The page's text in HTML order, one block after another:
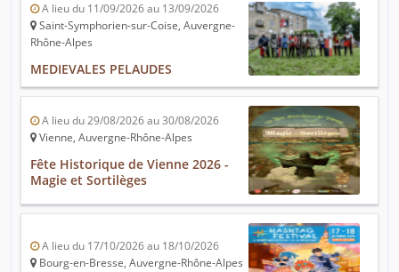
A lieu du 11/09/2026 au 13/09/2026
Saint-Symphorien-sur-Coise, Auvergne-
Rhône-Alpes
MEDIEVALES PELAUDES
A lieu du 29/08/2026 au 30/08/2026
Vienne, Auvergne-Rhône-Alpes
Fête Historique de Vienne 2026 -
Magie et Sortilèges
A lieu du 17/10/2026 au 18/10/2026
Bourg-en-Bresse, Auvergne-Rhône-Alpes